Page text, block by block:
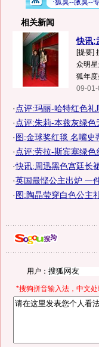
相关新闻
快讯:
[提要]
众明
狐年
09-
· 点评:玛丽-哈特红色
· 点评:朱莉-本兹灰绿
·图:金球奖红毯 名嘴史
· 点评:劳拉-斯宾塞绿
·快讯:周迅黑色宫廷长
·英国最悭公主出炉 一
·图:陶晶莹穿白色公主
用户：
*搜狗拼音输入法，中文